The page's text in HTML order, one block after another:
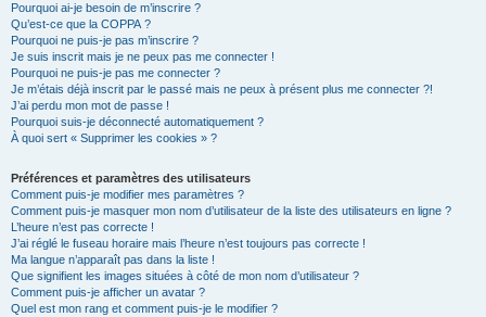
Pourquoi ai-je besoin de m’inscrire ?
Qu’est-ce que la COPPA ?
Pourquoi ne puis-je pas m’inscrire ?
Je suis inscrit mais je ne peux pas me connecter !
Pourquoi ne puis-je pas me connecter ?
Je m’étais déjà inscrit par le passé mais ne peux à présent plus me connecter ?!
J’ai perdu mon mot de passe !
Pourquoi suis-je déconnecté automatiquement ?
À quoi sert « Supprimer les cookies » ?
Préférences et paramètres des utilisateurs
Comment puis-je modifier mes paramètres ?
Comment puis-je masquer mon nom d’utilisateur de la liste des utilisateurs en ligne ?
L’heure n’est pas correcte !
J’ai réglé le fuseau horaire mais l’heure n’est toujours pas correcte !
Ma langue n’apparaît pas dans la liste !
Que signifient les images situées à côté de mon nom d’utilisateur ?
Comment puis-je afficher un avatar ?
Quel est mon rang et comment puis-je le modifier ?